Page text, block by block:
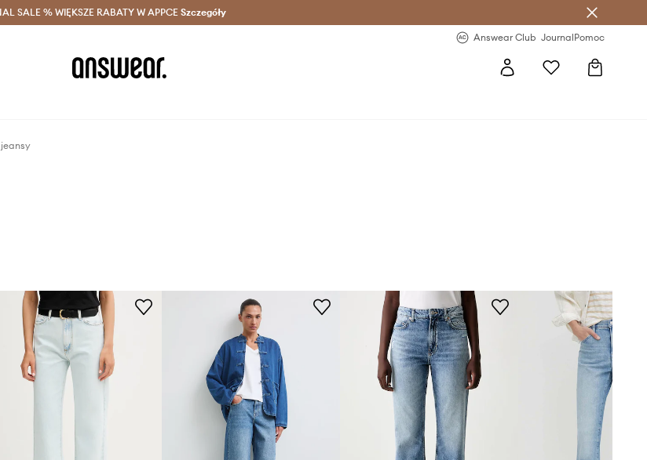
Club > Dostawa nawet w 24h >
SALE % WIĘKSZE RABATY W APPCESzczegóły
Answear Club JournalPomoc